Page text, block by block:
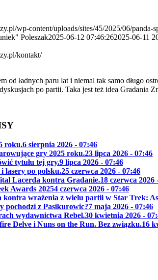
wp-content/uploads/sites/45/2025/06/panda-
Poleszak2025-06-12 07:46:262025-06-11
kontakt/
od ładnych paru lat i niemal tak samo długo
po partii. Taka jest też idea Gradania
roku.6 sierpnia 2026 - 07:46
gry 2025 roku.23 lipca 2026 - 07:46
tytułu tej gry.9 lipca 2026 - 07:46
lasery po polsku.25 czerwca 2026 - 07:46
Lacerda kontra Gradanie.18 czerwca 2026
Awards 20254 czerwca 2026 - 07:46
kontra wrażenia z wielu partii w Star Trek:
pochodzi z Pasikurowic?7 maja 2026 - 07:46
wydawnictwa Rebel.30 kwietnia 2026 -
Delve i Nuns on the Run. Bez związku.16